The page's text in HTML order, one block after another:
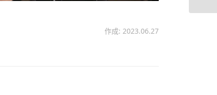
作成: 2023.06.27